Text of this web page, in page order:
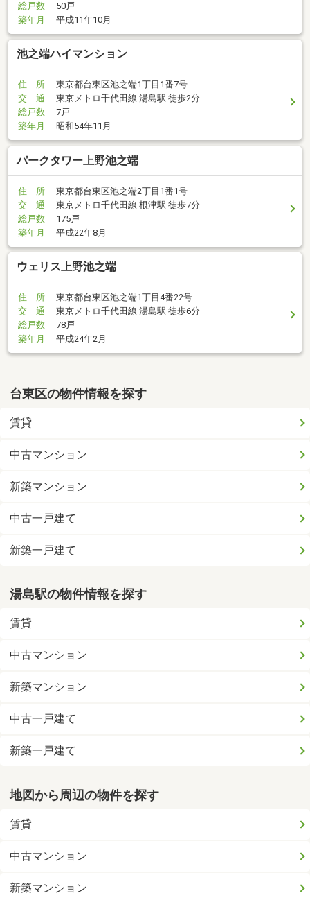
総戸数
50戸
築年月
平成11年10月
池之端ハイマンション
住 所
東京都台東区池之端1丁目1番7号
交 通
東京メトロ千代田線 湯島駅 徒歩2分
総戸数
7戸
築年月
昭和54年11月
パークタワー上野池之端
住 所
東京都台東区池之端2丁目1番1号
交 通
東京メトロ千代田線 根津駅 徒歩7分
総戸数
175戸
築年月
平成22年8月
ウェリス上野池之端
住 所
東京都台東区池之端1丁目4番22号
交 通
東京メトロ千代田線 湯島駅 徒歩6分
総戸数
78戸
築年月
平成24年2月
台東区の物件情報を探す
賃貸
中古マンション
新築マンション
中古一戸建て
新築一戸建て
湯島駅の物件情報を探す
賃貸
中古マンション
新築マンション
中古一戸建て
新築一戸建て
地図から周辺の物件を探す
賃貸
中古マンション
新築マンション